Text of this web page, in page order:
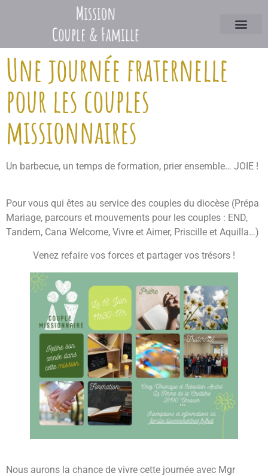
Une journée fraternelle
pour les couples
missionnaires
Un barbecue, un temps de formation, prier ensemble… JOIE !
Pour vous qui êtes au service des couples du diocèse (Prépa
Mariage, parcours et mouvements pour les couples : END,
Tandem, Cana Welcome, Vivre et Aimer, Priscille et Aquilla…)
Venez refaire vos forces et partager vos trésors !
Nous aurons la chance de vivre cette journée avec Mgr